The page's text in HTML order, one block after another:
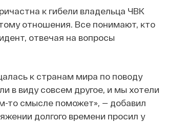
к гибели владельца ЧВК
отношения. Все понимают, кто
отвечая на вопросы
к странам мира по поводу
в виду совсем другое, и мы хотели
то смысле поможет», — добавил
долгого времени просил у